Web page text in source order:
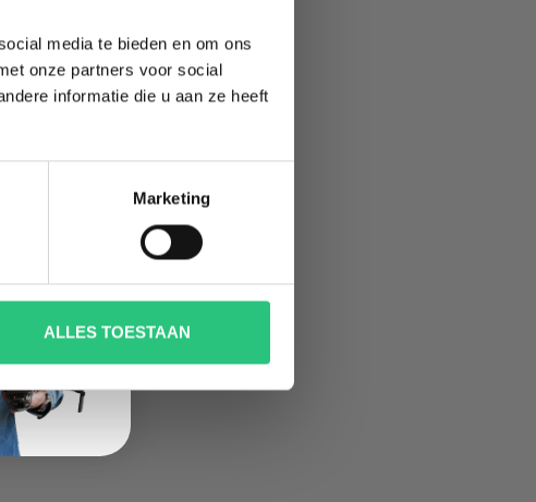
media te bieden en om ons
onze partners voor social
informatie die u aan ze heeft
Marketing
ALLES TOESTAAN